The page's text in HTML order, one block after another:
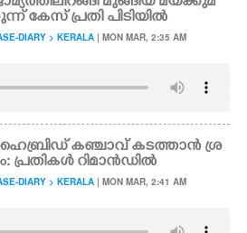
കേസ് പ്രതി പിടിയിൽ
DIARY > KERALA | MON MAR, 2:35 AM
കഞ്ചാവ് കടത്താൻ ശ്ര
പ്രതികൾ റിമാൻഡിൽ
DIARY > KERALA | MON MAR, 2:41 AM